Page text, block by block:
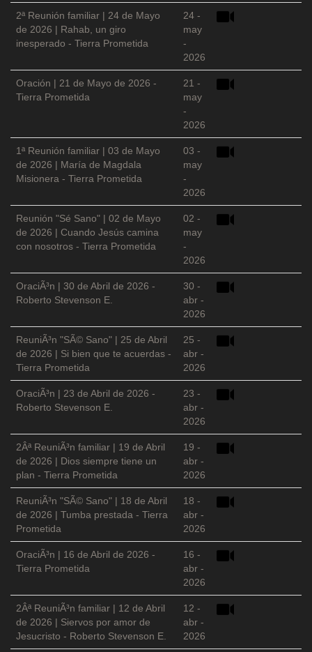
2ª Reunión familiar | 24 de Mayo
de 2026 | Rahab, un giro
inesperado - Tierra Prometida
24 -
may
-
2026
Oración | 21 de Mayo de 2026 -
Tierra Prometida
21 -
may
-
2026
1ª Reunión familiar | 03 de Mayo
de 2026 | María de Magdala
Misionera - Tierra Prometida
03 -
may
-
2026
Reunión "Sé Sano" | 02 de Mayo
de 2026 | Cuando Jesús camina
con nosotros - Tierra Prometida
02 -
may
-
2026
OraciÃ³n | 30 de Abril de 2026 -
Roberto Stevenson E.
30 -
abr -
2026
ReuniÃ³n "SÃ© Sano" | 25 de Abril
de 2026 | Si bien que te acuerdas -
Tierra Prometida
25 -
abr -
2026
OraciÃ³n | 23 de Abril de 2026 -
Roberto Stevenson E.
23 -
abr -
2026
2Âª ReuniÃ³n familiar | 19 de Abril
de 2026 | Dios siempre tiene un
plan - Tierra Prometida
19 -
abr -
2026
ReuniÃ³n "SÃ© Sano" | 18 de Abril
de 2026 | Tumba prestada - Tierra
Prometida
18 -
abr -
2026
OraciÃ³n | 16 de Abril de 2026 -
Tierra Prometida
16 -
abr -
2026
2Âª ReuniÃ³n familiar | 12 de Abril
de 2026 | Siervos por amor de
Jesucristo - Roberto Stevenson E.
12 -
abr -
2026